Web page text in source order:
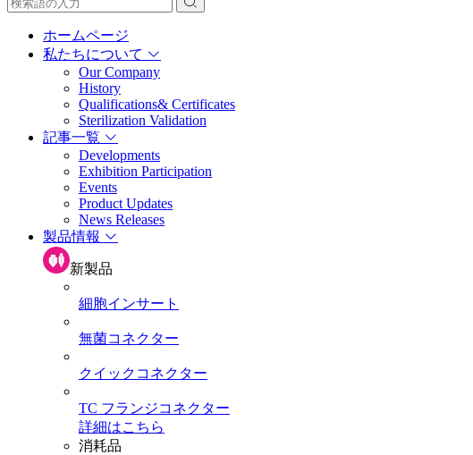
ホームページ
私たちについて
Our Company
History
Qualifications& Certificates
Sterilization Validation
記事一覧
Developments
Exhibition Participation
Events
Product Updates
News Releases
製品情報
新製品
細胞インサート
無菌コネクター
クイックコネクター
TC フランジコネクター
詳細はこちら
消耗品